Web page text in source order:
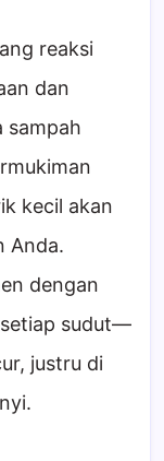
reaksi
dan
sampah
kecil akan
Anda.
dengan
sudut—
justru di